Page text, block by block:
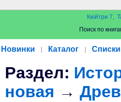
Кюйтри 7,
Поиск по
Новинки Каталог Списки
Раздел:
новая →